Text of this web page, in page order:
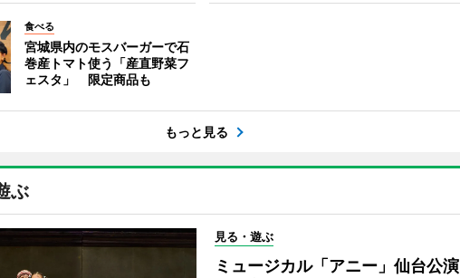
食べる
宮城県内のモスバーガーで石
巻産トマト使う「産直野菜フ
ェスタ」 限定商品も
もっと見る
ぶ
見る・遊ぶ
ミュージカル「アニー」仙台公演